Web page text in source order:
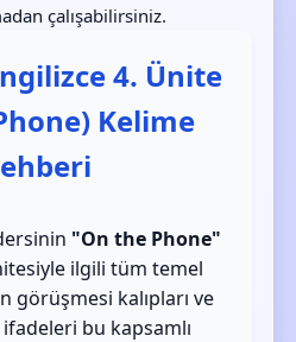
çalışabilirsiniz.
İngilizce 4. Ünite
Kelime
"On the Phone"
ilgili tüm temel
görüşmesi kalıpları ve
bu kapsamlı